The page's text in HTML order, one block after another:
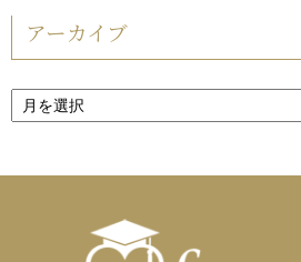
アーカイブ
ア
ー
ブ